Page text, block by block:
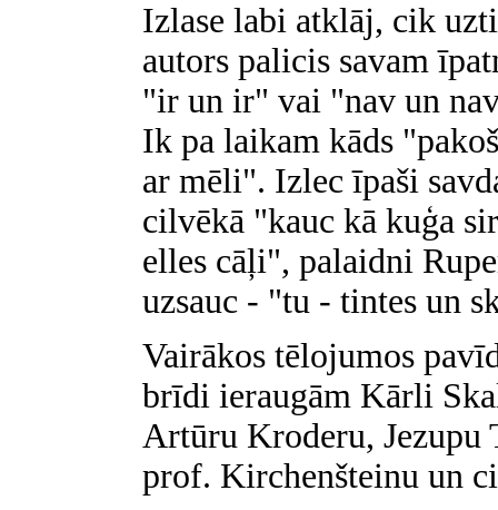
Izlase labi atklāj, cik
autors palicis savam
"ir un ir" vai "nav un
Ik pa laikam kāds
ar mēli". Izlec īpaši
cilvēkā "kauc kā kuģa
elles cāļi", palaidni
uzsauc - "tu - tintes un
Vairākos tēlojumos
brīdi ieraugām Kārli
Artūru Kroderu,
prof. Kirchenšteinu un